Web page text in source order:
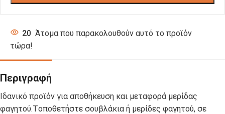
20 Άτομα που παρακολουθούν αυτό το προϊόν
τώρα!
Περιγραφή
Ιδανικό προϊόν για αποθήκευση και μεταφορά μερίδας
φαγητού.Tοποθετήστε σουβλάκια ή μερίδες φαγητού, σε